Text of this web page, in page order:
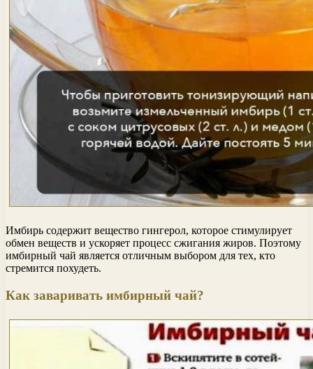
Имбирь содержит вещество гингерол, которое стимулирует
обмен веществ и ускоряет процесс сжигания жиров. Поэтому
имбирный чай является отличным выбором для тех, кто
стремится похудеть.
Как заваривать имбирный чай?